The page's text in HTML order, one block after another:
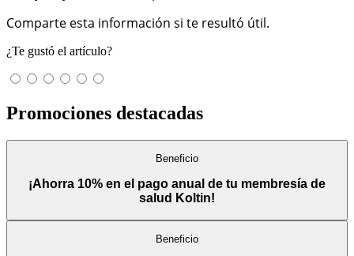
Comparte esta información si te resultó útil.
¿Te gustó el artículo?
Promociones destacadas
Beneficio
¡Ahorra 10% en el pago anual de tu membresía de
salud Koltin!
Beneficio